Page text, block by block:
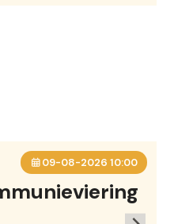
09-08-2026 10:00